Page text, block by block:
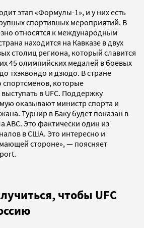
этап «Формулы-1», и у них есть
спортивных мероприятий. В
относятся к международным
находится на Кавказе в двух
столиц региона, который славится
45 олимпийских медалей в боевых
тхэквондо и дзюдо. В стране
которые
в UFC. Поддержку
оказывают министр спорта и
Турнир в Баку будет показан в
ABC. Это фактически один из
в США. Это интересно и
стороне», — поясняет
чтобы UFC